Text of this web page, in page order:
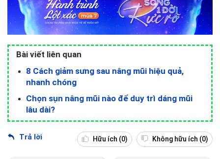
Bài viết liên quan
8 Cách giảm sưng sau nâng mũi hiệu quả,
nhanh chóng
Chọn sụn nâng mũi nào để duy trì dáng mũi
lâu dài?
Trả lời Hữu ích (0) Không hữu ích (0)